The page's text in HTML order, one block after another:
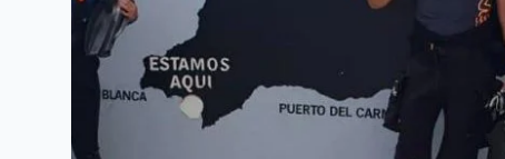
Museo Atlantico Include: Attrezzatura
subacquea completa assicurazione
attività 1 Guida x 2 Persone trasporto in
barca Ingresso al Museo Snack e
bevande (analcoliche)